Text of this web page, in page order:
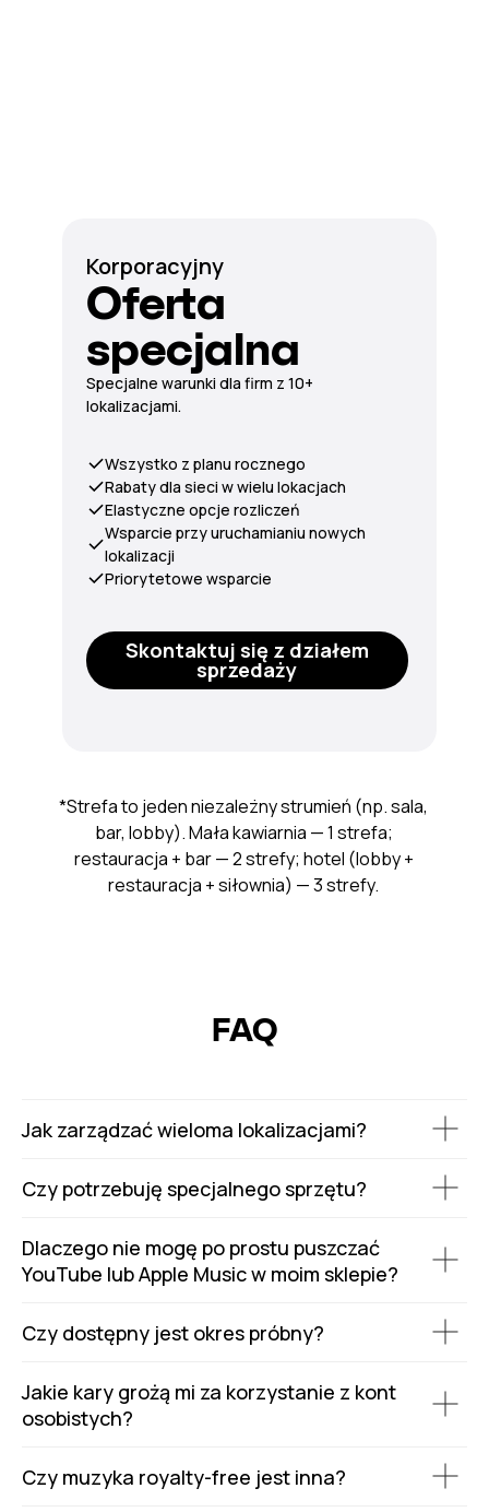
*Strefa to jeden niezależny strumień (np. sala,
bar, lobby). Mała kawiarnia — 1 strefa;
restauracja + bar — 2 strefy; hotel (lobby +
restauracja + siłownia) — 3 strefy.
Korporacyjny
Oferta
specjalna
Specjalne warunki dla firm z 10+
lokalizacjami.
Skontaktuj się z działem
sprzedaży
Wszystko z planu rocznego
Rabaty dla sieci w wielu lokacjach
Elastyczne opcje rozliczeń
Wsparcie przy uruchamianiu nowych
lokalizacji
Priorytetowe wsparcie
FAQ
Jak zarządzać wieloma lokalizacjami?
Czy potrzebuję specjalnego sprzętu?
Dlaczego nie mogę po prostu puszczać
YouTube lub Apple Music w moim sklepie?
Czy dostępny jest okres próbny?
Jakie kary grożą mi za korzystanie z kont
osobistych?
Czy muzyka royalty-free jest inna?